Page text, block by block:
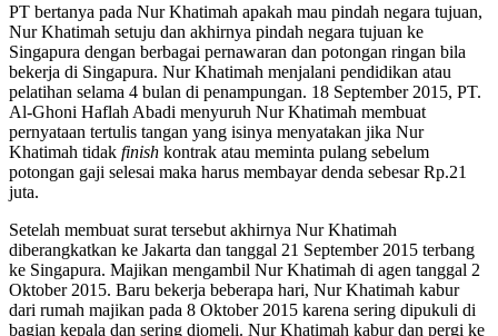
PT bertanya pada Nur Khatimah apakah mau pindah negara tujuan,
Nur Khatimah setuju dan akhirnya pindah negara tujuan ke
Singapura dengan berbagai pernawaran dan potongan ringan bila
bekerja di Singapura. Nur Khatimah menjalani pendidikan atau
pelatihan selama 4 bulan di penampungan. 18 September 2015, PT.
Al-Ghoni Haflah Abadi menyuruh Nur Khatimah membuat
pernyataan tertulis tangan yang isinya menyatakan jika Nur
Khatimah tidak finish kontrak atau meminta pulang sebelum
potongan gaji selesai maka harus membayar denda sebesar Rp.21
juta.
Setelah membuat surat tersebut akhirnya Nur Khatimah
diberangkatkan ke Jakarta dan tanggal 21 September 2015 terbang
ke Singapura. Majikan mengambil Nur Khatimah di agen tanggal 2
Oktober 2015. Baru bekerja beberapa hari, Nur Khatimah kabur
dari rumah majikan pada 8 Oktober 2015 karena sering dipukuli di
bagian kepala dan sering diomeli. Nur Khatimah kabur dan pergi ke